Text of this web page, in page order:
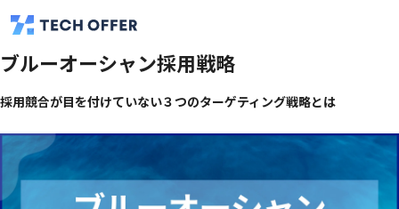
ブルーオーシャン採用戦略
採用競合が目を付けていない３つのターゲティング戦略とは